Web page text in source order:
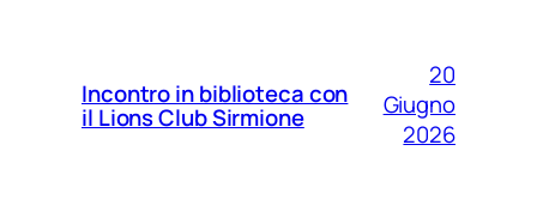
Incontro in biblioteca con
il Lions Club Sirmione
20
Giugno
2026